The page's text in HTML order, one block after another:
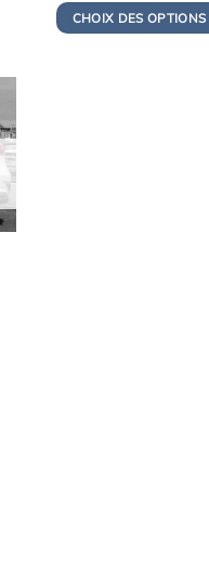
initial
était :
CHOIX DES OPTIONS